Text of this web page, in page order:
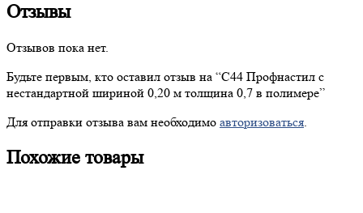
Отзывы
Отзывов пока нет.
Будьте первым, кто оставил отзыв на “С44 Профнастил с
нестандартной шириной 0,20 м толщина 0,7 в полимере”
Для отправки отзыва вам необходимо авторизоваться.
Похожие товары